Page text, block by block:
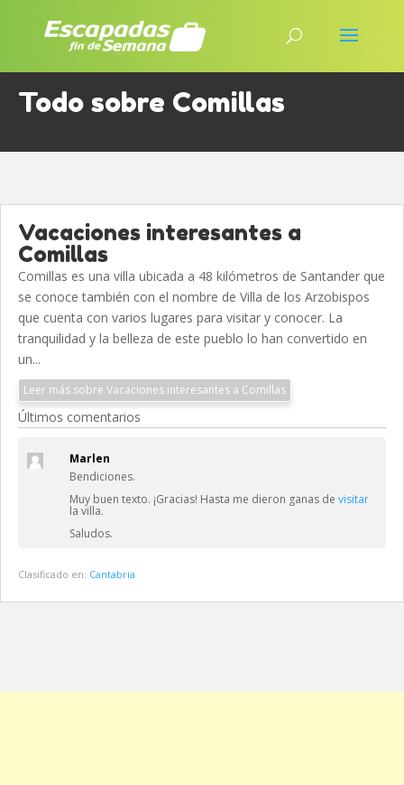
Todo sobre Comillas
Vacaciones interesantes a
Comillas
Comillas es una villa ubicada a 48 kilómetros de Santander que
se conoce también con el nombre de Villa de los Arzobispos
que cuenta con varios lugares para visitar y conocer. La
tranquilidad y la belleza de este pueblo lo han convertido en
un...
Leer más sobre Vacaciones interesantes a Comillas
Últimos comentarios
Marlen
Bendiciones.
Muy buen texto. ¡Gracias! Hasta me dieron ganas de visitar
la villa.
Saludos.
Clasificado en: Cantabria